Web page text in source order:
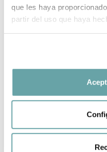
que les haya
partir del uso que haya